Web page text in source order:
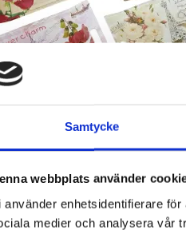
Samtycke
webbplats använder
använder enhetsidentifierare
medier och analysera vår
38,5x27,5x3cm. OBS glöm ej välja